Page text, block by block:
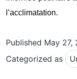
l’acclimatation.
Published May 27,
Categorized as